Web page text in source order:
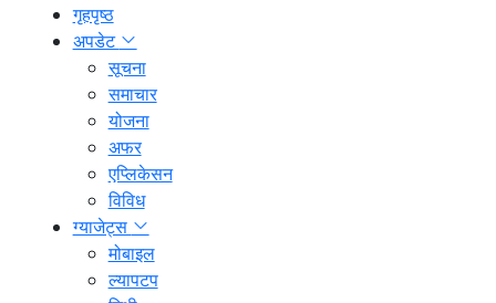
गृहपृष्ठ
अपडेट
सूचना
समाचार
योजना
अफर
एप्लिकेसन
विविध
ग्याजेट्स
मोबाइल
ल्यापटप